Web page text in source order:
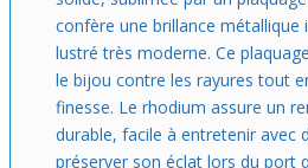
confère une brillance métallique
lustré très moderne. Ce
le bijou contre les rayures tout
finesse. Le rhodium assure un
durable, facile à entretenir avec
préserver son éclat lors du port